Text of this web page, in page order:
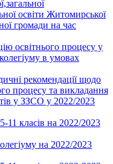
освіти Житомирської
громади на час
освітнього процесу у
в умовах
рекомендації щодо
процесу та викладання
у ЗЗСО у 2022/2023
11 класів на 2022/2023
на 2022/2023